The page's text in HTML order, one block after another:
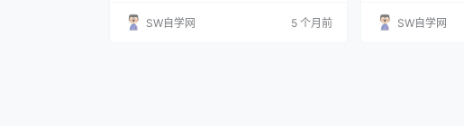
了。 但是这样是不是特别慢呢？所以溪风制
作了这个SolidWorks卡簧槽特征库，希望可
SW自学网 5 个月前
键槽库和孔用键
频操作： 点击查看
SW自学网